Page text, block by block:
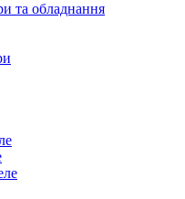
та обладнання